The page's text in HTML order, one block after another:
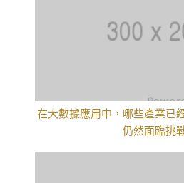
在大數據應用中，哪些產業已
仍然面臨挑